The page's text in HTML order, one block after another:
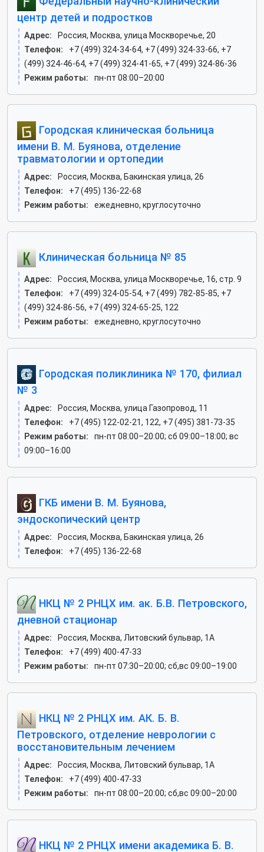
центр детей и подростков
Адрес:
Россия, Москва, улица Москворечье, 20
Телефон:
+7 (499) 324-34-64, +7 (499) 324-33-66, +7
(499) 324-46-64, +7 (499) 324-41-65, +7 (499) 324-86-36
Режим работы:
пн-пт 08:00–20:00
Городская клиническая больница
имени В. М. Буянова, отделение
травматологии и ортопедии
Адрес:
Россия, Москва, Бакинская улица, 26
Телефон:
+7 (495) 136-22-68
Режим работы:
ежедневно, круглосуточно
Клиническая больница № 85
Адрес:
Россия, Москва, улица Москворечье, 16, стр. 9
Телефон:
+7 (499) 324-05-54, +7 (499) 782-85-85, +7
(499) 324-86-56, +7 (499) 324-65-25, 122
Режим работы:
ежедневно, круглосуточно
Городская поликлиника № 170, филиал
№ 3
Адрес:
Россия, Москва, улица Газопровод, 11
Телефон:
+7 (495) 122-02-21, 122, +7 (495) 381-73-35
Режим работы:
пн-пт 08:00–20:00; сб 09:00–18:00; вс
09:00–16:00
ГКБ имени В. М. Буянова,
эндоскопический центр
Адрес:
Россия, Москва, Бакинская улица, 26
Телефон:
+7 (495) 136-22-68
НКЦ № 2 РНЦХ им. ак. Б.В. Петровского,
дневной стационар
Адрес:
Россия, Москва, Литовский бульвар, 1А
Телефон:
+7 (499) 400-47-33
Режим работы:
пн-пт 07:30–20:00; сб,вс 09:00–19:00
НКЦ № 2 РНЦХ им. АК. Б. В.
Петровского, отделение неврологии с
восстановительным лечением
Адрес:
Россия, Москва, Литовский бульвар, 1А
Телефон:
+7 (499) 400-47-33
Режим работы:
пн-пт 08:00–20:00; сб,вс 09:00–20:00
НКЦ № 2 РНЦХ имени академика Б. В.